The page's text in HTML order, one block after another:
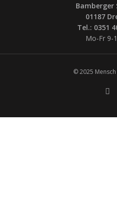
Bamberger
01187
Tel.: 0351
Mo-Fr 9-
© 2025 Mensch